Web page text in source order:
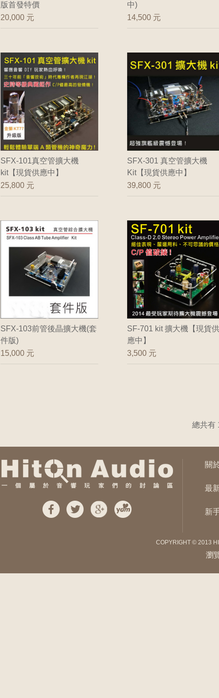
版首發特價
20,000 元
中)
14,500 元
SFX-101真空管擴大機
kit【現貨供應中】
25,800 元
SFX-301 真空管擴大機
Kit【現貨供應中】
39,800 元
SFX-103前管後晶擴大機(套
件版)
15,000 元
SF-701 kit 擴大機【現貨供
應中】
3,500 元
總共有
關
最
新
COPYRIGHT © 2013
瀏